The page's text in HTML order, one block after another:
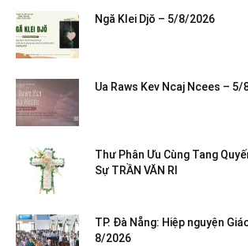
Ngă Klei Djŏ – 5/8/2026
Ua Raws Kev Ncaj Ncees – 5/
Thư Phân Ưu Cùng Tang
Sự TRẦN VĂN RI
TP. Đà Nẵng: Hiệp nguyện
8/2026